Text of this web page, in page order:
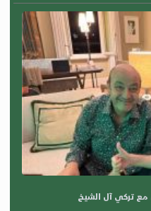
مع تركي آل الشيخ